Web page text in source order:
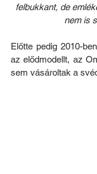
felbukkant, de
nem is
Előtte pedig 2010-ben
az elődmodellt, az
sem vásároltak a